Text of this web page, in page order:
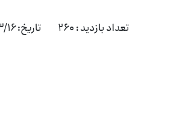
تعداد بازدید : ۲۶۰ تاریخ: 1405/03/16